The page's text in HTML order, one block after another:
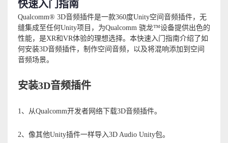
快速入门指南
Qualcomm® 3D音频插件是一款360度Unity空间音频插件，无
缝集成至任何Unity项目，为Qualcomm 骁龙™设备提供出色的
性能，是XR和VR体验的理想选择。本快速入门指南介绍了如
何安装3D音频插件，制作空间音频，以及将混响添加到空间
音频场景。
安装3D音频插件
1、从Qualcomm开发者网络下载3D音频插件。
2、像其他Unity插件一样导入3D Audio Unity包。